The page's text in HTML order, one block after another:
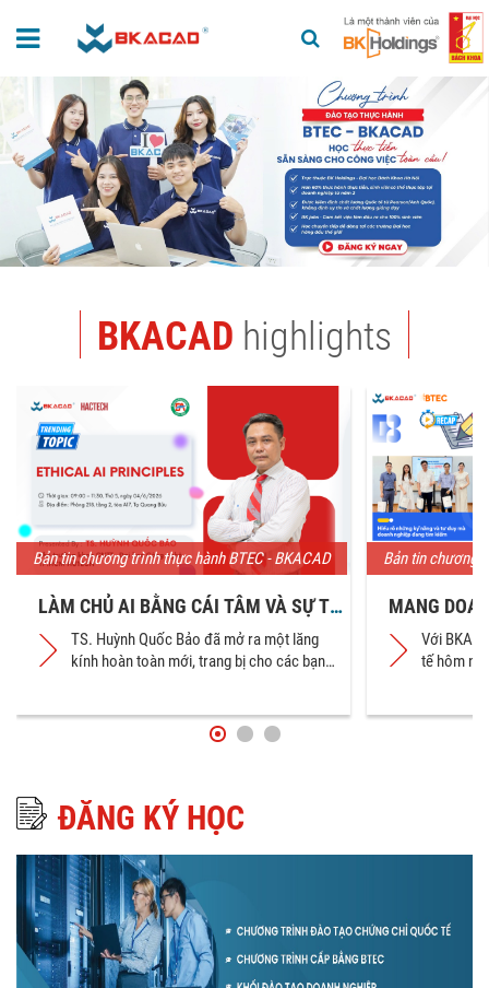
BKACAD highlights
Bản tin chương trình thực hành BTEC - BKACAD
LÀM CHỦ AI BẰNG CÁI TÂM VÀ SỰ TỬ
TẾ – NHÌN LẠI BUỔI CHUYÊN ĐỀ ĐẮT
GIÁ CỦA SINH VIÊN BTEC - BKACAD
TS. Huỳnh Quốc Bảo đã mở ra một lăng
kính hoàn toàn mới, trang bị cho các bạn
Bản tin chương
MANG
SINH VIÊN
NGHIỆM
Với
tế hôm
ĐĂNG KÝ HỌC